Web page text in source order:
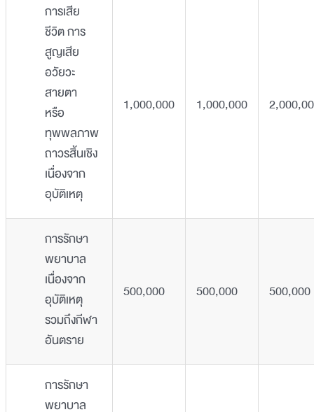
การเสีย
ชีวิต การ
สูญเสีย
อวัยวะ
สายตา
หรือ
ทุพพลภาพ
ถาวรสิ้นเชิง
เนื่องจาก
อุบัติเหตุ
1,000,000 1,000,000
การรักษา
พยาบาล
เนื่องจาก
อุบัติเหตุ
รวมถึงกีฬา
อันตราย
500,000 500,000 500,000
การรักษา
พยาบาล